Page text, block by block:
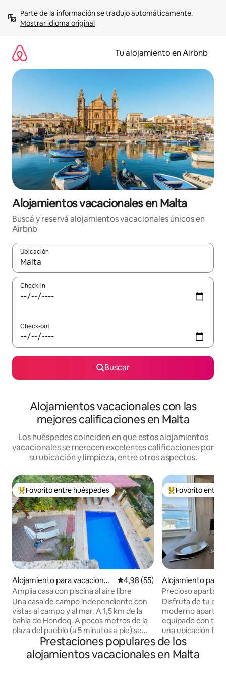
contenidoMostrar idioma original
Tu alojamiento en Airbnb
Alojamientos vacacionales en Malta
Buscá y reservá alojamientos vacacionales únicos en
Airbnb
Ubicación
Cuando los resultados estén disponibles, navegá con las
Check-in
Check-out
Buscar
Alojamientos vacacionales con las
mejores calificaciones en Malta
Los huéspedes coinciden en que estos alojamientos
vacacionales se merecen excelentes calificaciones por
su ubicación y limpieza, entre otros aspectos.
Favorito entre los huéspedes más destacados
Favorito entre huéspedes
Alojamiento para vacaciones
en Il-Qala
Calificación promedio: 4,98 de
4,98 (55)
Amplia casa con piscina al aire libre
Una casa de campo independiente con
vistas al campo y al mar. A 1,5 km de la
bahía de Hondoq. A pocos metros de la
plaza del pueblo (a 5 minutos a pie) se
pueden encontrar tiendas, pubs y
restaurantes. A 2 minutos a pie de la
parada de autobús más cercana.
Favorito entre
Favorito entre
Alojamiento para
en San Pawl il-
Precioso
laterales al mar.
Disfruta de tu
moderno
equipado con
una ubicación
céntrica. Este
amueblado
ascensor y está
Prestaciones populares de los
alojamientos vacacionales en Malta